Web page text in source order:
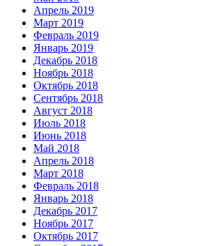
Апрель 2019
Март 2019
Февраль 2019
Январь 2019
Декабрь 2018
Ноябрь 2018
Октябрь 2018
Сентябрь 2018
Август 2018
Июль 2018
Июнь 2018
Май 2018
Апрель 2018
Март 2018
Февраль 2018
Январь 2018
Декабрь 2017
Ноябрь 2017
Октябрь 2017